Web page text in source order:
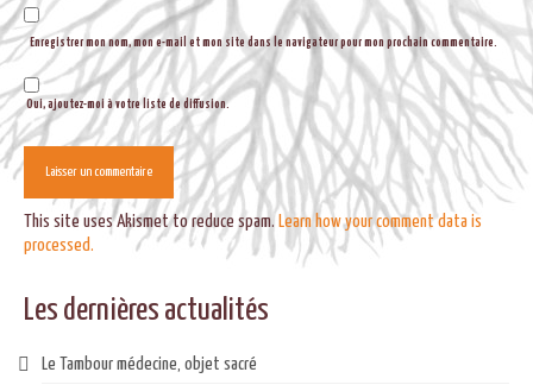
Enregistrer mon nom, mon e-mail et mon site dans le navigateur pour mon prochain commentaire.
Oui, ajoutez-moi à votre liste de diffusion.
This site uses Akismet to reduce spam. Learn how your comment data is
processed.
Les dernières actualités
Le Tambour médecine, objet sacré